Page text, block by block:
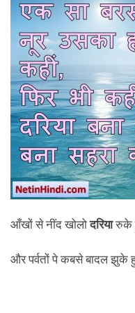
आँखों से नींद खोलोदरियारुके
और पर्वतों पे कबसे बादल झुके